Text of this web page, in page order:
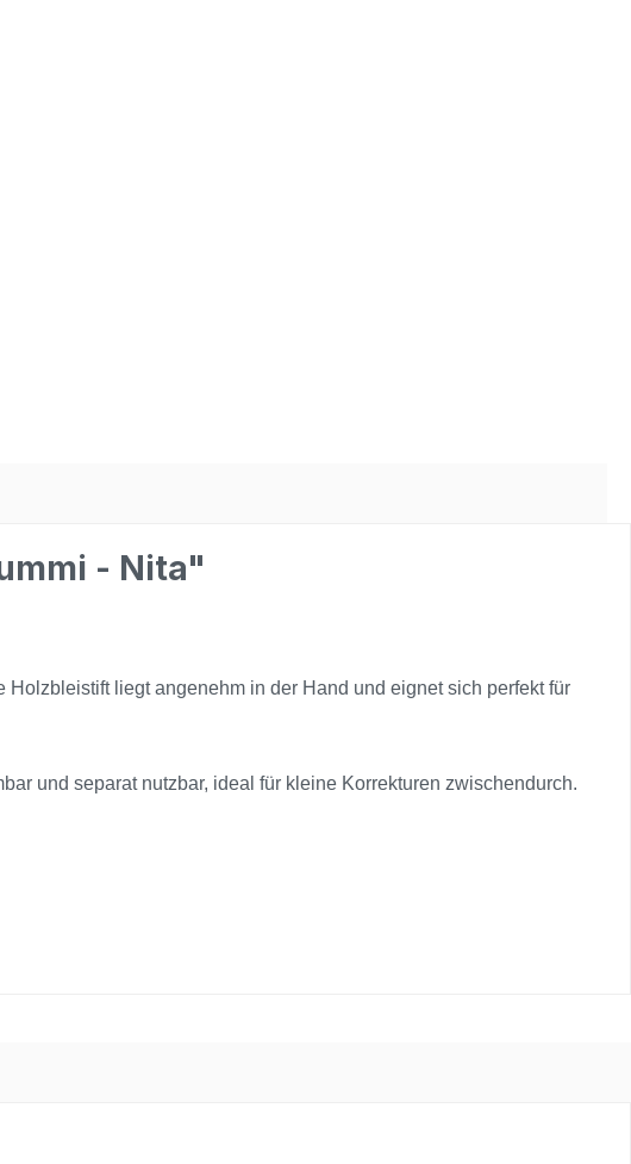
- Nita"
liegt angenehm in der Hand und eignet sich perfekt für
und separat nutzbar, ideal für kleine Korrekturen zwischendurch.